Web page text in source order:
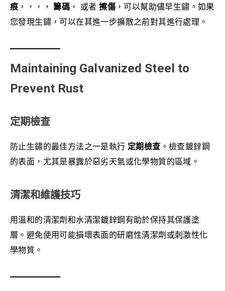
痕 ，，，，籌碼 ， 或者擦傷，可以幫助儘早生鏽。如果
您發現生鏽，可以在其進一步擴散之前對其進行處理。
Maintaining Galvanized Steel to
Prevent Rust
定期檢查
防止生鏽的最佳方法之一是執行 定期檢查 。檢查鍍鋅鋼
的表面，尤其是暴露於惡劣天氣或化學物質的區域。
清潔和維護技巧
用溫和的清潔劑和水清潔鍍鋅鋼有助於保持其保護塗
層。避免使用可能損壞表面的研磨性清潔劑或刺激性化
學物質。